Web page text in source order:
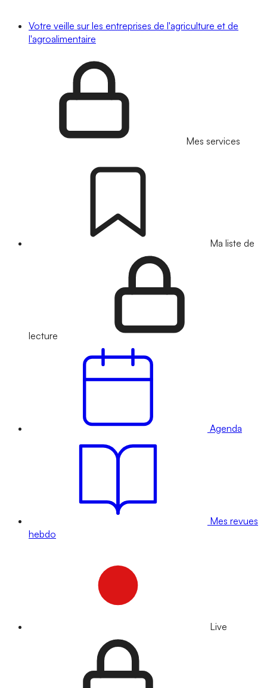
Votre veille sur les entreprises de l'agriculture et de
l'agroalimentaire
Mes services
Ma liste de
lecture
Agenda
Mes revues
hebdo
Live